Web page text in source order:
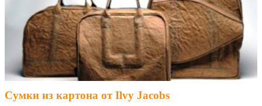
Сумки из картона от Ilvy Jacobs